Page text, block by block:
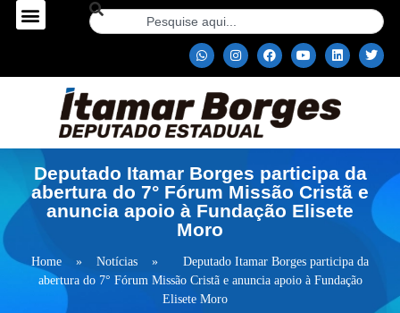
Deputado Itamar Borges participa da
abertura do 7° Fórum Missão Cristã e
anuncia apoio à Fundação Elisete
Moro
Home » Notícias »
Deputado Itamar Borges participa da
abertura do 7° Fórum Missão Cristã e anuncia apoio à Fundação
Elisete Moro